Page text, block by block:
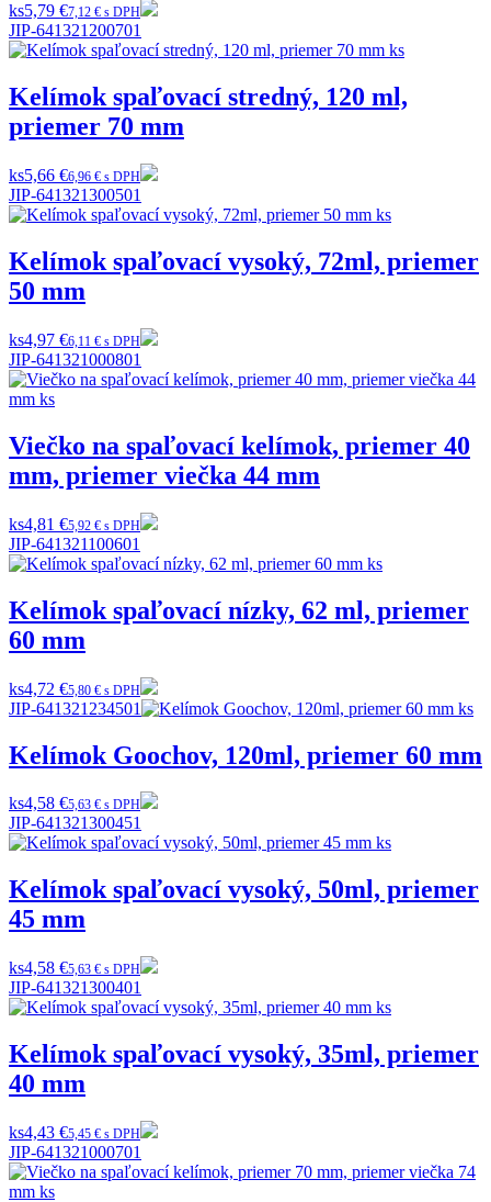
ks5,79 €7,12 € s DPH
JIP-641321200701
Kelímok spaľovací stredný, 120 ml,
priemer 70 mm
ks5,66 €6,96 € s DPH
JIP-641321300501
Kelímok spaľovací vysoký, 72ml, priemer
50 mm
ks4,97 €6,11 € s DPH
JIP-641321000801
Viečko na spaľovací kelímok, priemer 40
mm, priemer viečka 44 mm
ks4,81 €5,92 € s DPH
JIP-641321100601
Kelímok spaľovací nízky, 62 ml, priemer
60 mm
ks4,72 €5,80 € s DPH
JIP-641321234501
Kelímok Goochov, 120ml, priemer 60 mm
ks4,58 €5,63 € s DPH
JIP-641321300451
Kelímok spaľovací vysoký, 50ml, priemer
45 mm
ks4,58 €5,63 € s DPH
JIP-641321300401
Kelímok spaľovací vysoký, 35ml, priemer
40 mm
ks4,43 €5,45 € s DPH
JIP-641321000701